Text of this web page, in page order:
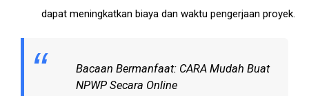
dapat meningkatkan biaya dan waktu pengerjaan proyek.
Bacaan Bermanfaat: CARA Mudah Buat
NPWP Secara Online